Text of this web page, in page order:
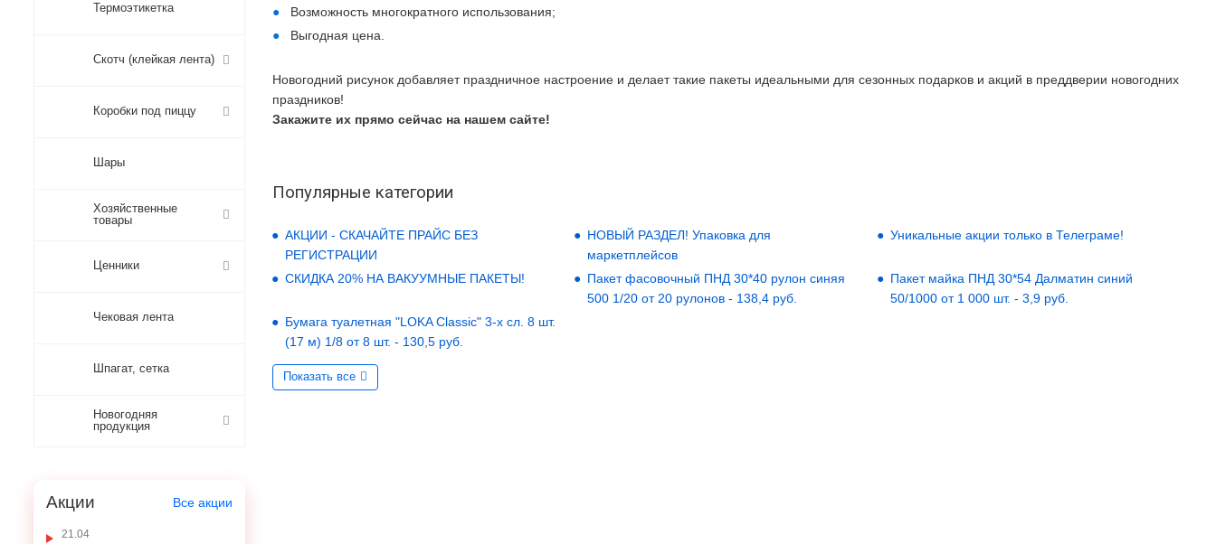
Возможность многократного использования;
Выгодная цена.
Новогодний рисунок добавляет праздничное настроение и делает такие пакеты идеальными для сезонных подарков и акций в преддверии новогодних
праздников!
Закажите их прямо сейчас на нашем сайте!
Популярные категории
АКЦИИ - СКАЧАЙТЕ ПРАЙС БЕЗ
РЕГИСТРАЦИИ
НОВЫЙ РАЗДЕЛ! Упаковка для
маркетплейсов
Уникальные акции только в Телеграме!
СКИДКА 20% НА ВАКУУМНЫЕ ПАКЕТЫ!
Пакет фасовочный ПНД 30*40 рулон синяя
500 1/20 от 20 рулонов - 138,4 руб.
Пакет майка ПНД 30*54 Далматин синий
50/1000 от 1 000 шт. - 3,9 руб.
Бумага туалетная "LOKA Classic" 3-х сл. 8 шт.
(17 м) 1/8 от 8 шт. - 130,5 руб.
Показать все
Термоэтикетка
Скотч (клейкая лента)
Коробки под пиццу
Шары
Хозяйственные
товары
Ценники
Чековая лента
Шпагат, сетка
Новогодняя
продукция
Акции Все акции
21.04